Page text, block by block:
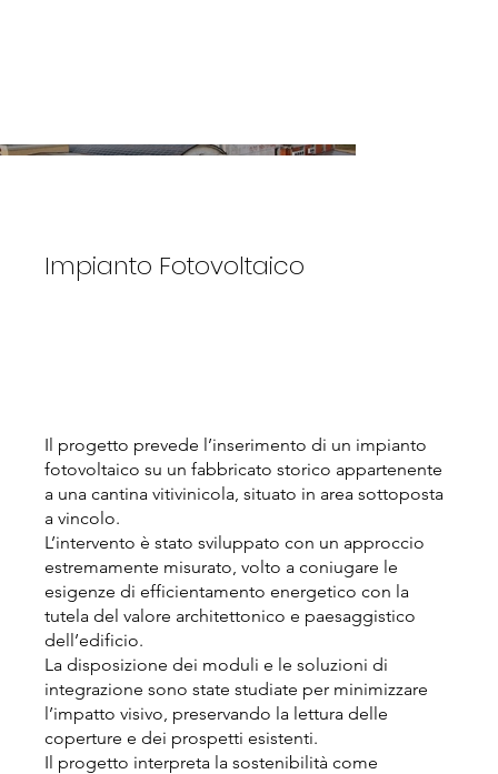
Impianto Fotovoltaico
Il progetto prevede l’inserimento di un impianto
fotovoltaico su un fabbricato storico appartenente
a una cantina vitivinicola, situato in area sottoposta
a vincolo.
L’intervento è stato sviluppato con un approccio
estremamente misurato, volto a coniugare le
esigenze di efficientamento energetico con la
tutela del valore architettonico e paesaggistico
dell’edificio.
La disposizione dei moduli e le soluzioni di
integrazione sono state studiate per minimizzare
l’impatto visivo, preservando la lettura delle
coperture e dei prospetti esistenti.
Il progetto interpreta la sostenibilità come